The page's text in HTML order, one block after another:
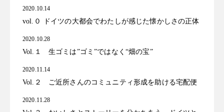
2020.10.14
vol.０ ドイツの大都会でわたしが感じた懐かしさの正体
2020.10.28
Vol.１ 生ゴミは”ゴミ”ではなく“畑の宝”
2020.11.14
Vol.２ ご近所さんのコミュニティ形成を助ける宅配便
2020.11.28